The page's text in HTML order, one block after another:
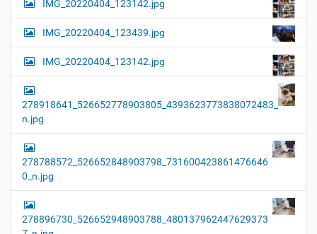
IMG_20220404_123142.jpg
IMG_20220404_123439.jpg
IMG_20220404_123142.jpg
278918641_526652778903805_4393623773838072483_
n.jpg
278788572_526652848903798_731600423861476646
0_n.jpg
278896730_526652948903788_480137962447629373